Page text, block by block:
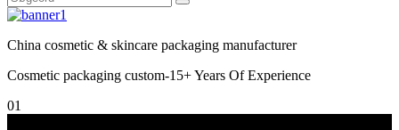
China cosmetic & skincare packaging manufacturer
Cosmetic packaging custom-15+ Years Of Experience
01